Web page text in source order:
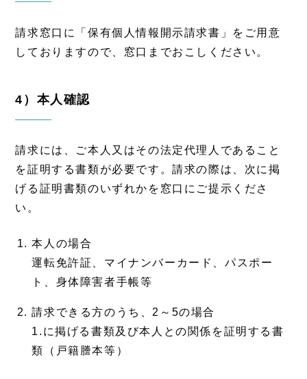
請求窓口に「保有個人情報開示請求書」をご用意
しておりますので、窓口までおこしください。
4）本人確認
請求には、ご本人又はその法定代理人であること
を証明する書類が必要です。請求の際は、次に掲
げる証明書類のいずれかを窓口にご提示くださ
い。
本人の場合
運転免許証、マイナンバーカード、パスポー
ト、身体障害者手帳等
請求できる方のうち、2～5の場合
1.に掲げる書類及び本人との関係を証明する書
類（戸籍謄本等）